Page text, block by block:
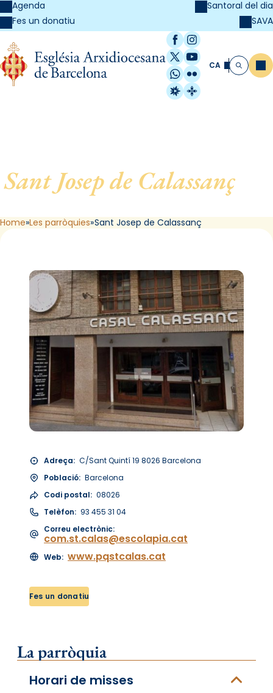
Agenda
Fes un donatiu
Santoral del dia
SAVA
Facebook
Instagram
X / Twitter
YouTube
WhatsApp
Flickr
Radio Estel
Catalunya
CA Cerca
Sant Josep de Calassanç, de
Barcelona
Home Les parròquies Sant Josep de Calassanç
Adreça: C/Sant Quintí 19 8026 Barcelona
Població: Barcelona
Codi postal: 08026
Telèfon: 93 455 31 04
Correu electrònic:
com.st.calas@escolapia.cat
Web: www.pqstcalas.cat
Fes un donatiu
La parròquia
Horari de misses